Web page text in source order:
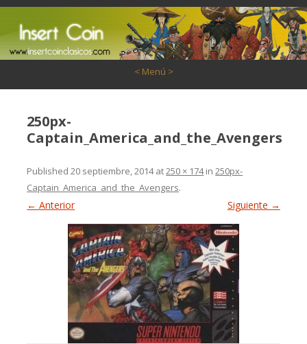
< Menú >
250px-
Captain_America_and_the_Avengers
Published20 septiembre, 2014at250 × 174in250px-
Captain_America_and_the_Avengers.
← Anterior Siguiente →